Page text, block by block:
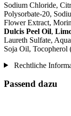
Sodium Chloride,
Polysorbate-20,
Flower Extract,
Dulcis Peel Oil,
Laureth Sulfate,
Soja Oil,
Rechtliche
Passend dazu